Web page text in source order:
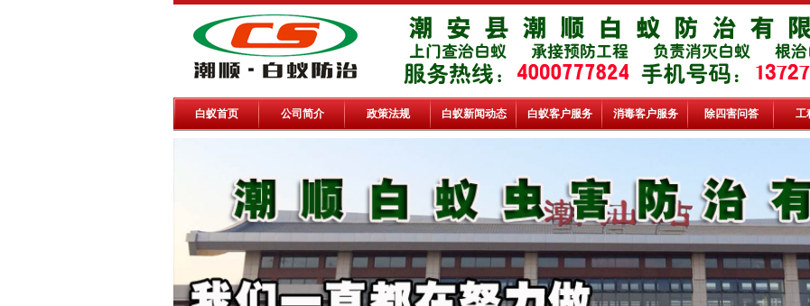
白蚁首页 公司简介 政策法规 白蚁新闻动态 白蚁客户服务 消毒客户服务 除四害问答 工